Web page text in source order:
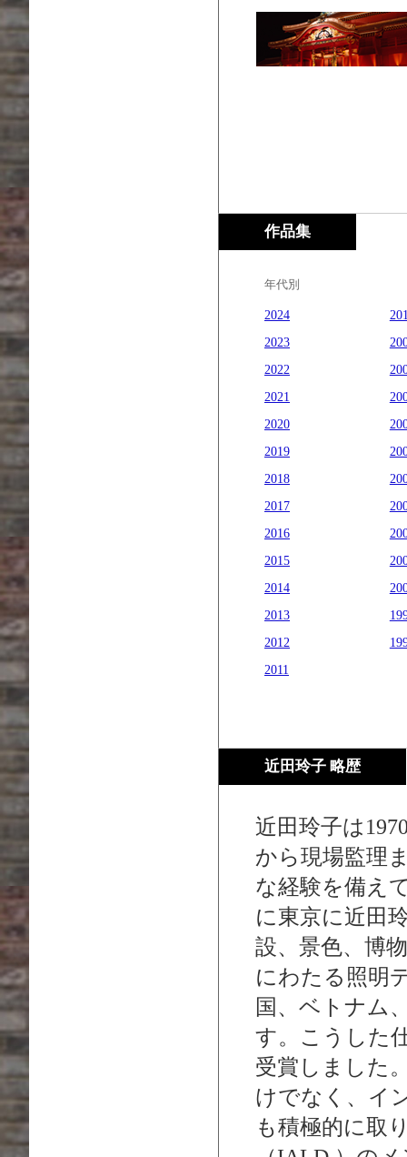
作品集
年代別
2024
2023
2022
2021
2020
2019
2018
2017
2016
2015
2014
2013
2012
2011
近田玲子 略歴
近田玲子は
から現場監理
な経験を備え
に東京に近田
設、景色、博
にわたる照明
国、ベトナム
す。こうした
受賞しました
けでなく、イ
も積極的に取